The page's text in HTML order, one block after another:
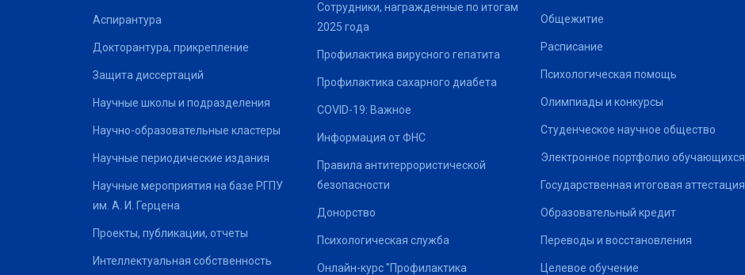
Аспирантура
Докторантура, прикрепление
Защита диссертаций
Научные школы и подразделения
Научно-образовательные кластеры
Научные периодические издания
Научные мероприятия на базе РГПУ
им. А. И. Герцена
Проекты, публикации, отчеты
Интеллектуальная собственность
Сотрудники, награжденные по итогам
2025 года
Профилактика вирусного гепатита
Профилактика сахарного диабета
COVID-19: Важное
Информация от ФНС
Правила антитеррористической
безопасности
Донорство
Психологическая служба
Онлайн-курс "Профилактика
Общежитие
Расписание
Психологическая помощь
Олимпиады и конкурсы
Студенческое научное общество
Электронное портфолио обучающихся
Государственная итоговая аттестация
Образовательный кредит
Переводы и восстановления
Целевое обучение